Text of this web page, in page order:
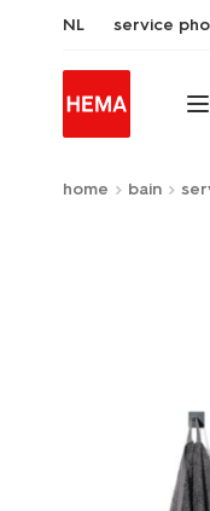
NL service
home bain